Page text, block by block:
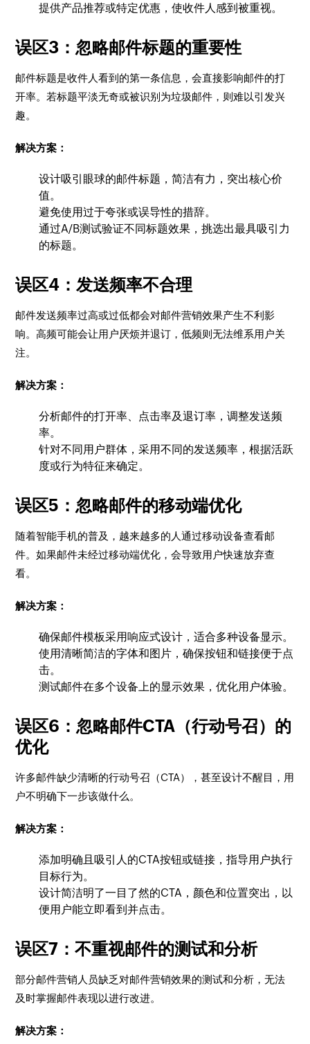
提供产品推荐或特定优惠，使收件人感到被重视。
误区3：忽略邮件标题的重要性
邮件标题是收件人看到的第一条信息，会直接影响邮件的打
开率。若标题平淡无奇或被识别为垃圾邮件，则难以引发兴
趣。
解决方案：
设计吸引眼球的邮件标题，简洁有力，突出核心价
值。
避免使用过于夸张或误导性的措辞。
通过A/B测试验证不同标题效果，挑选出最具吸引力
的标题。
误区4：发送频率不合理
邮件发送频率过高或过低都会对邮件营销效果产生不利影
响。高频可能会让用户厌烦并退订，低频则无法维系用户关
注。
解决方案：
分析邮件的打开率、点击率及退订率，调整发送频
率。
针对不同用户群体，采用不同的发送频率，根据活跃
度或行为特征来确定。
误区5：忽略邮件的移动端优化
随着智能手机的普及，越来越多的人通过移动设备查看邮
件。如果邮件未经过移动端优化，会导致用户快速放弃查
看。
解决方案：
确保邮件模板采用响应式设计，适合多种设备显示。
使用清晰简洁的字体和图片，确保按钮和链接便于点
击。
测试邮件在多个设备上的显示效果，优化用户体验。
误区6：忽略邮件CTA（行动号召）的
优化
许多邮件缺少清晰的行动号召（CTA），甚至设计不醒目，用
户不明确下一步该做什么。
解决方案：
添加明确且吸引人的CTA按钮或链接，指导用户执行
目标行为。
设计简洁明了一目了然的CTA，颜色和位置突出，以
便用户能立即看到并点击。
误区7：不重视邮件的测试和分析
部分邮件营销人员缺乏对邮件营销效果的测试和分析，无法
及时掌握邮件表现以进行改进。
解决方案：